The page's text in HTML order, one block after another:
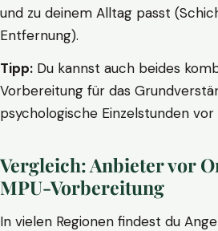
und zu deinem Alltag passt
Entfernung).
Tipp: Du kannst auch beides
Vorbereitung für das
psychologische Einzelstunden
Vergleich: Anbieter vor
MPU-Vorbereitung
In vielen Regionen findest du